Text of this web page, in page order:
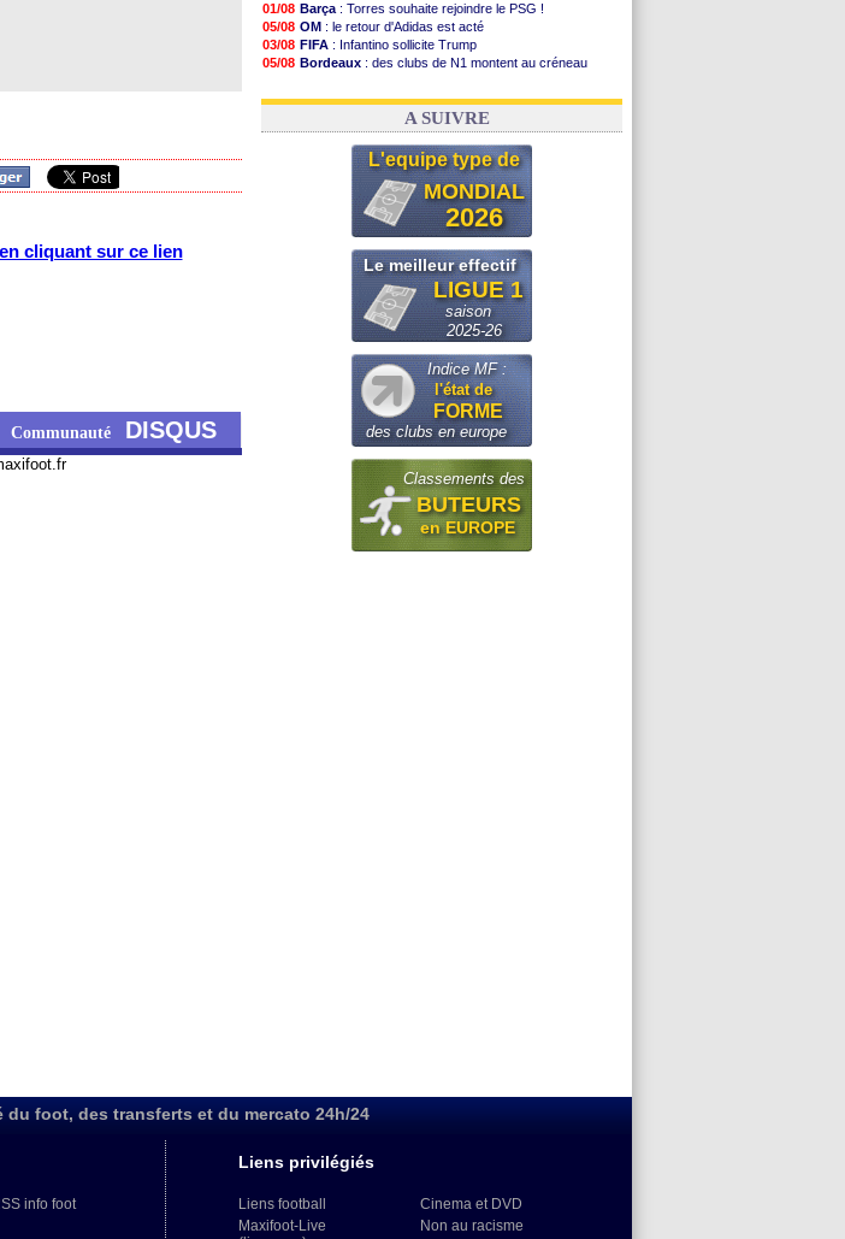
cliquant sur ce lien
Communauté DISQUS
01/08 Barça : Torres souhaite rejoindre le PSG !
05/08 OM : le retour d'Adidas est acté
03/08 FIFA : Infantino sollicite Trump
05/08 Bordeaux : des clubs de N1 montent au créneau
03/08 Real: le démenti de Leipzig pour Diomandé
A SUIVRE
L'equipe type de
MONDIAL
2026
Le meilleur effectif
LIGUE 1
saison
2025-26
Indice MF :
l'état de
FORME
des clubs en europe
Classements des
BUTEURS
en EUROPE
foot, des transferts et du mercato 24h/24
info foot
Liens privilégiés
Liens football
Maxifoot-Live
Cinema et DVD
Non au racisme